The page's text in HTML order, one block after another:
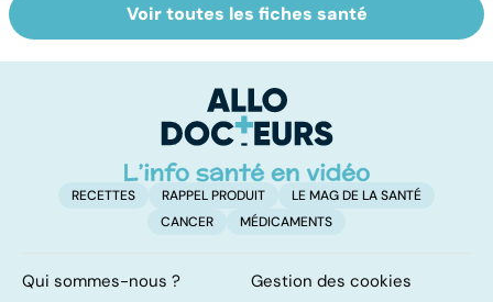
Tout savoir sur
les infections
Inflammation des
amygdales : que
d'angine ?
Voir toutes les fiches santé
RECETTES RAPPEL PRODUIT
LE MAG DE LA SANTÉ
CANCER
MÉDICAMENTS
Qui sommes-nous ?
Gestion des cookies